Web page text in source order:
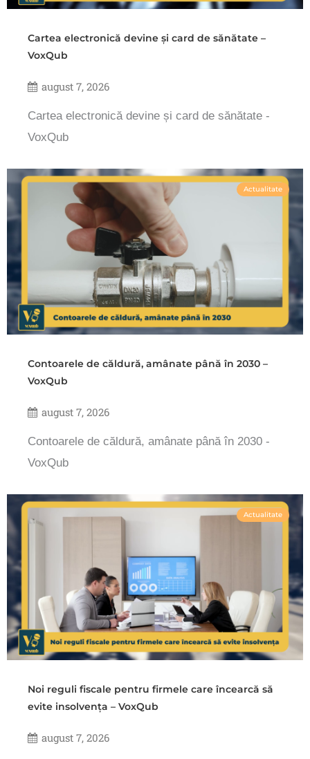
Cartea electronică devine și card de sănătate –
VoxQub
august 7, 2026
Cartea electronică devine și card de sănătate -
VoxQub
Actualitate
Contoarele de căldură, amânate până în 2030 –
VoxQub
august 7, 2026
Contoarele de căldură, amânate până în 2030 -
VoxQub
Actualitate
Noi reguli fiscale pentru firmele care încearcă să
evite insolvența – VoxQub
august 7, 2026